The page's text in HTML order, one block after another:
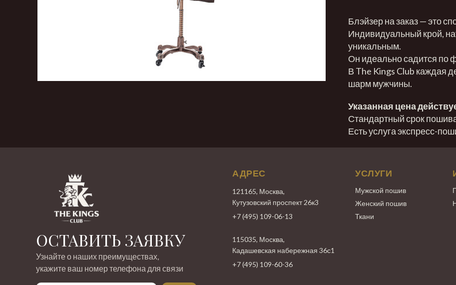
Блэйзер на заказ — это
Индивидуальный крой,
уникальным.
Он идеально садится по
В The Kings Club каждая
шарм мужчины.
Указанная цена
Стандартный срок
Есть услуга экспресс-
ОСТАВИТЬ ЗАЯВКУ
Узнайте о наших преимуществах,
укажите ваш номер телефона для связи
АДРЕС
121165, Москва,
Кутузовский проспект 26к3
+7 (495) 109-06-13
115035, Москва,
Кадашевская набережная 36с1
+7 (495) 109-60-36
УСЛУГИ
Мужской пошив
Женский пошив
Ткани